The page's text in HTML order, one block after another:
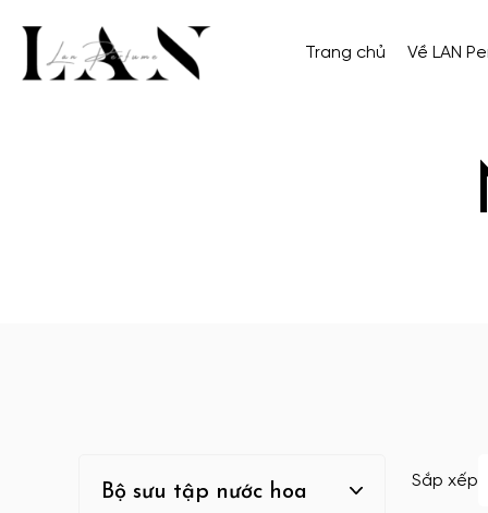
Trang chủ Về LAN
Bộ sưu tập nước hoa
Sắp xếp